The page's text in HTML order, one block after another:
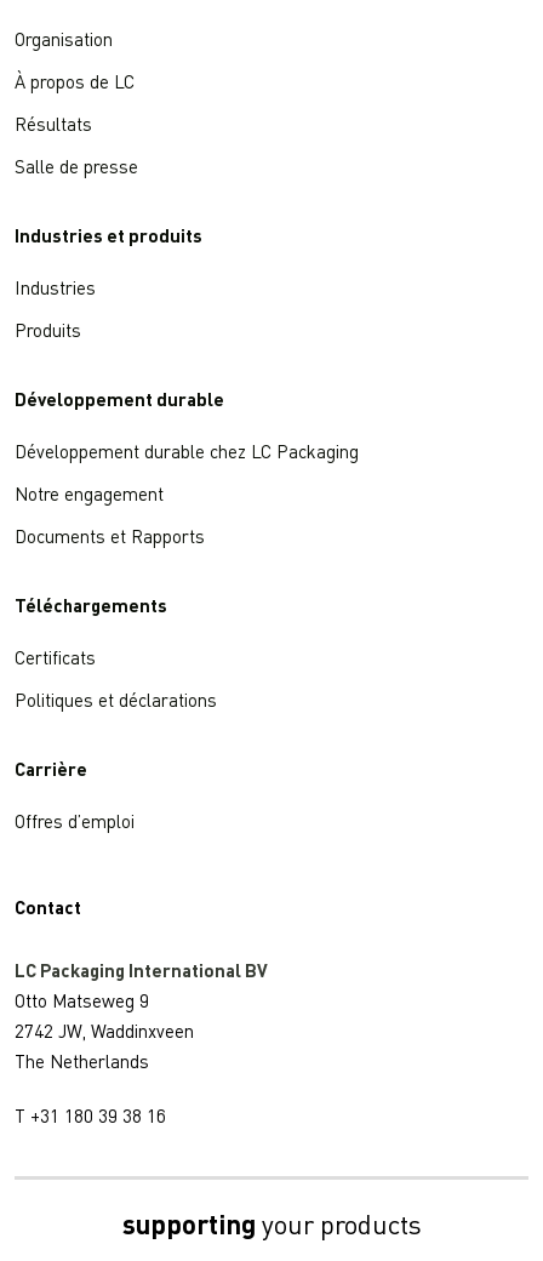
Organisation
À propos de LC
Résultats
Salle de presse
Industries et produits
Industries
Produits
Développement durable
Développement durable chez LC Packaging
Notre engagement
Documents et Rapports
Téléchargements
Certificats
Politiques et déclarations
Carrière
Offres d’emploi
Contact
LC Packaging International BV
Otto Matseweg 9
2742 JW, Waddinxveen
The Netherlands
T +31 180 39 38 16
supporting your products